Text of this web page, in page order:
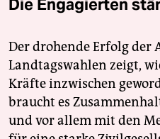
Die Engagierten
Der drohende Erfolg der
Landtagswahlen zeigt,
Kräfte inzwischen
braucht es
und vor allem mit den